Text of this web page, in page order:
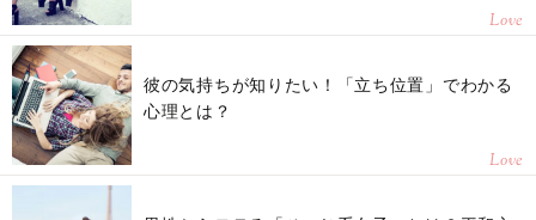
Love
彼の気持ちが知りたい！「立ち位置」でわかる
心理とは？
Love